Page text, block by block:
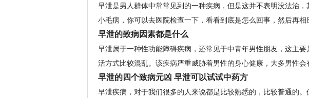
早泄是男人群体中常常见到的一种疾病，但是这并不表明没法治
小毛病，你可以去医院检查一下，看看到底是怎么回事，然后再相
早泄的致病因素都是什么
早泄属于一种性功能障碍疾病，还常见于中青年男性朋友，这主
活方式比较混乱。该疾病严重威胁着男性的身心健康，大多男性会
早泄的四个致病元凶 早泄可以试试中药方
早泄疾病，对于我们很多的人来说都是比较熟悉的，比较普通的